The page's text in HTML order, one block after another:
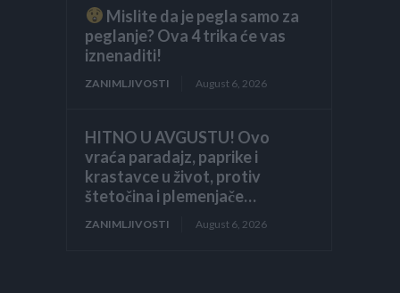
Mislite da je pegla samo za
peglanje? Ova 4 trika će vas
iznenaditi!
ZANIMLJIVOSTI August 6, 2026
HITNO U AVGUSTU! Ovo
vraća paradajz, paprike i
krastavce u život, protiv
štetočina i plemenjače…
ZANIMLJIVOSTI August 6, 2026